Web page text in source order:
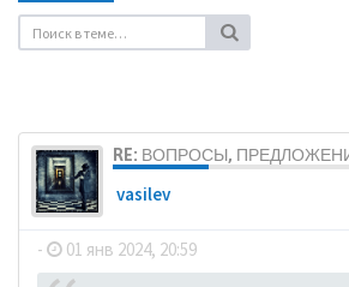
RE: ВОПРОСЫ,
vasilev
- 01 янв 2024, 20:59